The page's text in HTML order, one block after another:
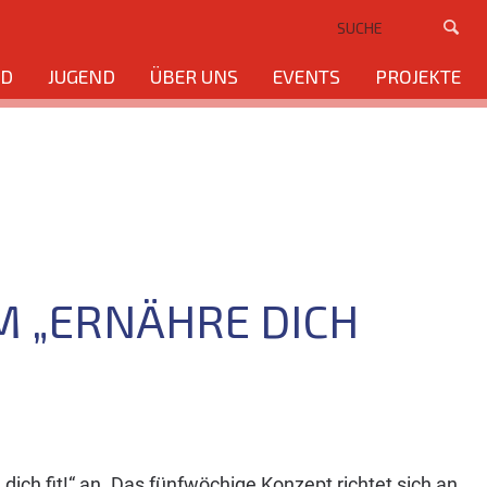
JUGEND ÜBER UNS EVENTS PROJEKTE
„ERNÄHRE DICH